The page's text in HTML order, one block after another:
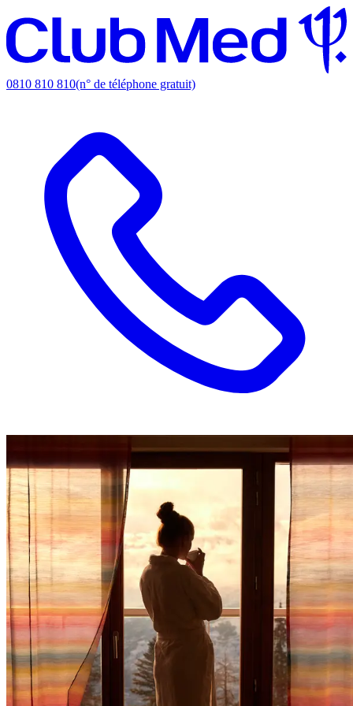
0810 810 810(n° de téléphone gratuit)